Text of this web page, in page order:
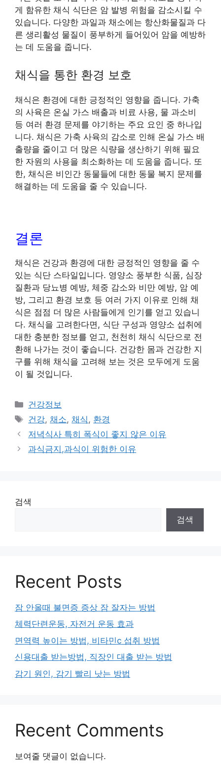
게 함유한 채식 식단은 암 발병 위험을 감소시킬 수
있습니다. 다양한 과일과 채소에는 항산화물질과 다
른 생리활성 물질이 풍부하게 들어있어 암을 예방하
는 데 도움을 줍니다.
채식을 통한 환경 보호
채식은 환경에 대한 긍정적인 영향을 줍니다. 가축
의 사육은 온실 가스 배출과 비료 사용, 물 과소비
등 여러 환경 문제를 야기하는 주요 요인 중 하나입
니다. 채식은 가축 사육의 감소로 인해 온실 가스 배
출량을 줄이고 더 많은 식량을 생산하기 위해 필요
한 자원의 사용을 최소화하는 데 도움을 줍니다. 또
한, 채식은 비인간 동물들에 대한 동물 복지 문제를
해결하는 데 도움을 줄 수 있습니다.
결론
채식은 건강과 환경에 대한 긍정적인 영향을 줄 수
있는 식단 스타일입니다. 영양소 풍부한 식품, 심장
질환과 당뇨병 예방, 체중 감소와 비만 예방, 암 예
방, 그리고 환경 보호 등 여러 가지 이유로 인해 채
식은 점점 더 많은 사람들에게 인기를 얻고 있습니
다. 채식을 고려한다면, 식단 구성과 영양소 섭취에
대한 충분한 정보를 얻고, 천천히 채식 식단으로 전
환해 나가는 것이 좋습니다. 건강한 몸과 건강한 지
구를 위해 채식을 고려해 보는 것은 모두에게 도움
이 될 것입니다.
카
테
리
건강정보
태
그
건강, 채소, 채식 , 환경
저녁식사 특히 폭식이 좋지 않은 이유
과식금지,과식이 위험한 이유
검색
검색
Recent Posts
잠 안올때 불면증 증상 잠 잘자는 방법
체력단련운동, 자전거 운동 효과
면역력 높이는 방법, 비타민c 섭취 방법
신용대출 받는방법, 직장인 대출 받는 방법
감기 원인, 감기 빨리 낫는 방법
Recent Comments
보여줄 댓글이 없습니다.